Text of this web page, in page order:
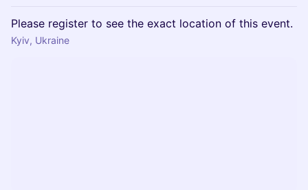
Please register to see the exact location of this event.
Kyiv, Ukraine